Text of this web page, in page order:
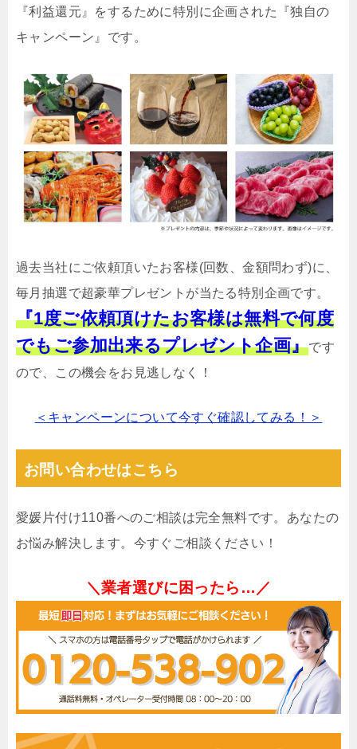
『利益還元』をするために特別に企画された『独自の
キャンペーン』です。
過去当社にご依頼頂いたお客様(回数、金額問わず)に、
毎月抽選で超豪華プレゼントが当たる特別企画です。
『1度ご依頼頂けたお客様は無料で何度
でもご参加出来るプレゼント企画』です
ので、この機会をお見逃しなく！
＜キャンペーンについて今すぐ確認してみる！＞
お問い合わせはこちら
愛媛片付け110番へのご相談は完全無料です。あなたの
お悩み解決します。今すぐご相談ください！
＼業者選びに困ったら…／